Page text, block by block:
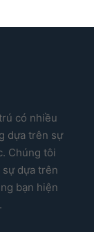
có nhiều
dựa trên sự
Chúng tôi
dựa trên
bạn hiện